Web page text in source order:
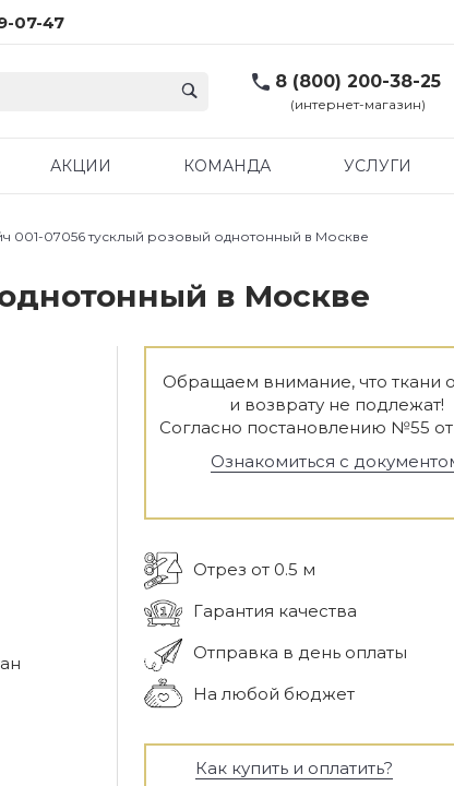
07-47
8 (800) 200-38-25
(интернет-магазин)
АКЦИИ КОМАНДА УСЛУГИ
001-07056 тусклый розовый однотонный в Москве
в Москве
Обращаем внимание, что ткани
и возврату не подлежат!
Согласно постановлению №55 от
Ознакомиться с
Отрез от 0.5 м
Гарантия качества
Отправка в день оплаты
На любой бюджет
Как купить и оплатить?